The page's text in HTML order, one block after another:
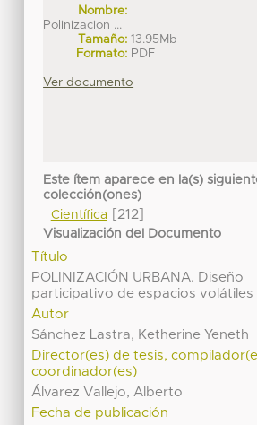
Nombre:
Polinizacion ...
Tamaño: 13.95Mb
Formato: PDF
Ver documento
Este ítem aparece en la(s)
colección(ones)
Científica[212]
Visualización del Documento
Título
POLINIZACIÓN URBANA. Diseño
participativo de espacios volátiles
Autor
Sánchez Lastra, Ketherine Yeneth
Director(es) de tesis,
coordinador(es)
Álvarez Vallejo, Alberto
Fecha de publicación